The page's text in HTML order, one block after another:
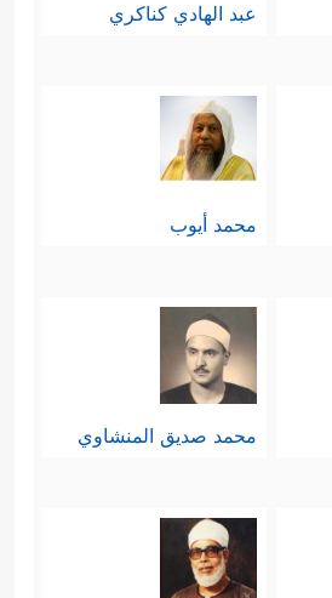
عبد الهادي كناكري
محمد أيوب
محمد صديق المنشاوي